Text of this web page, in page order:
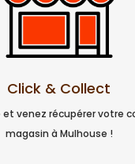
Click & Collect
et venez récupérer votre
magasin à Mulhouse !